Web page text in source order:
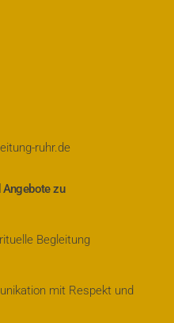
ruhr.de
Angebote zu
Begleitung
mit Respekt und